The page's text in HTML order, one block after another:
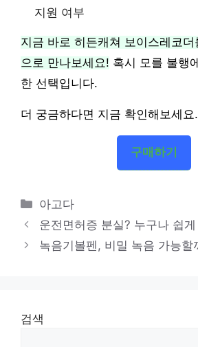
지원 여부
지금 바로 히든캐쳐 보이스레코
으로 만나보세요! 혹시 모를 불행
한 선택입니다.
더 궁금하다면 지금 확인해보세요.
구매하기
카
테
리
아고다
운전면허증 분실? 누구나 쉽
녹음기볼펜, 비밀 녹음 가능할
검색